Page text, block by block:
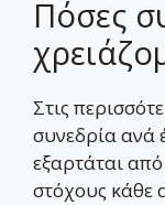
Πόσες
Στις
συνεδρία ανά
εξαρτάται
στόχους κάθε